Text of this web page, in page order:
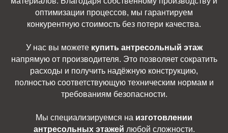
оптимизации процессов, мы гарантируем
конкурентную стоимость без потери качества.
У нас вы можете купить антресольный этаж
напрямую от производителя. Это позволяет сократить
расходы и получить надёжную конструкцию,
полностью соответствующую техническим нормам и
требованиям безопасности.
Мы специализируемся на изготовлении
антресольных этажей любой сложности.